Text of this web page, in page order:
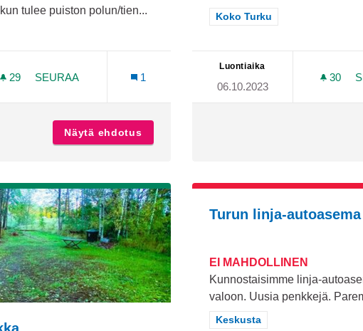
tulee puiston polun/tien...
mukaan: Keskusta
29 29 SEURAAJAA
SEURAA
SUOJATIE TALLIMÄENPUISTOSTA PUUTARHAKADUN YLI
1
Näytä ehdotus Suojatie Tallimäenpuistosta
Rajaa tulokset teeman
Koko Turku
Luontiaika
06.10.2023
30
Turun linja-
EI MAHDOLLINEN
Kunnostaisimme linja-
valoon. Uusia penkkejä.
Rajaa tulokset teeman
Keskusta